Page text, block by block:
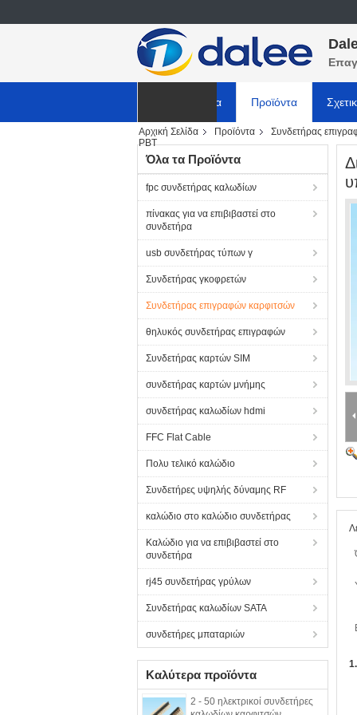
Αρχική Σελίδα Προϊόντα
ΕΙΔΗΣΕΙΣ
Αρχική Σελίδα Προϊόντα
Συνδετήρας
PBT
Όλα τα Προϊόντα
fpc συνδετήρας καλωδίων
πίνακας για να επιβιβαστεί στο
συνδετήρα
usb συνδετήρας τύπων γ
Συνδετήρας γκοφρετών
Συνδετήρας επιγραφών καρφιτσών
θηλυκός συνδετήρας επιγραφών
Συνδετήρας καρτών SIM
συνδετήρας καρτών μνήμης
συνδετήρας καλωδίων hdmi
FFC Flat Cable
Πολυ τελικό καλώδιο
Συνδετήρες υψηλής δύναμης RF
καλώδιο στο καλώδιο συνδετήρας
Καλώδιο για να επιβιβαστεί στο
συνδετήρα
rj45 συνδετήρας γρύλων
Συνδετήρας καλωδίων SATA
συνδετήρες μπαταριών
Καλύτερα προϊόντα
2 - 50 ηλεκτρικοί συνδετήρες